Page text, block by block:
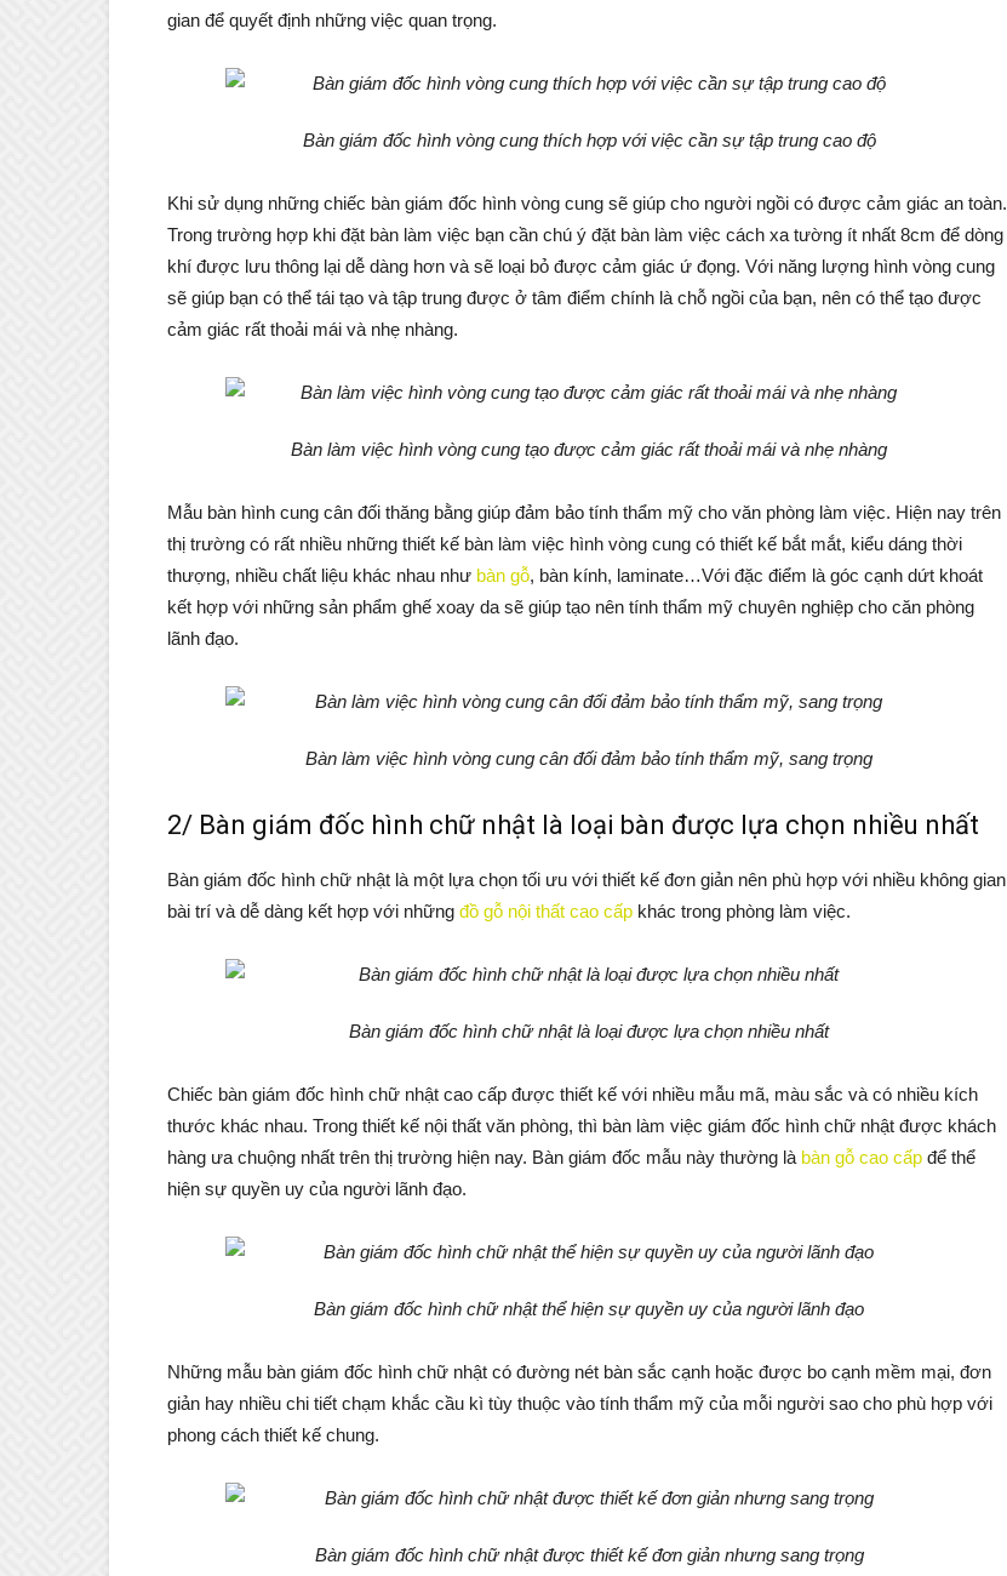
gian để quyết định những việc quan trọng.
Bàn giám đốc hình vòng cung thích hợp với việc cần sự tập trung cao độ
Khi sử dụng những chiếc bàn giám đốc hình vòng cung sẽ giúp cho người ngồi có được cảm giác an toàn.
Trong trường hợp khi đặt bàn làm việc bạn cần chú ý đặt bàn làm việc cách xa tường ít nhất 8cm để dòng
khí được lưu thông lại dễ dàng hơn và sẽ loại bỏ được cảm giác ứ đọng. Với năng lượng hình vòng cung
sẽ giúp bạn có thể tái tạo và tập trung được ở tâm điểm chính là chỗ ngồi của bạn, nên có thể tạo được
cảm giác rất thoải mái và nhẹ nhàng.
Bàn làm việc hình vòng cung tạo được cảm giác rất thoải mái và nhẹ nhàng
Mẫu bàn hình cung cân đối thăng bằng giúp đảm bảo tính thẩm mỹ cho văn phòng làm việc. Hiện nay trên
thị trường có rất nhiều những thiết kế bàn làm việc hình vòng cung có thiết kế bắt mắt, kiểu dáng thời
thượng, nhiều chất liệu khác nhau như bàn gỗ, bàn kính, laminate…Với đặc điểm là góc cạnh dứt khoát
kết hợp với những sản phẩm ghế xoay da sẽ giúp tạo nên tính thẩm mỹ chuyên nghiệp cho căn phòng
lãnh đạo.
Bàn làm việc hình vòng cung cân đối đảm bảo tính thẩm mỹ, sang trọng
2/ Bàn giám đốc hình chữ nhật là loại bàn được lựa chọn nhiều nhất
Bàn giám đốc hình chữ nhật là một lựa chọn tối ưu với thiết kế đơn giản nên phù hợp với nhiều không gian
bài trí và dễ dàng kết hợp với những đồ gỗ nội thất cao cấp khác trong phòng làm việc.
Bàn giám đốc hình chữ nhật là loại được lựa chọn nhiều nhất
Chiếc bàn giám đốc hình chữ nhật cao cấp được thiết kế với nhiều mẫu mã, màu sắc và có nhiều kích
thước khác nhau. Trong thiết kế nội thất văn phòng, thì bàn làm việc giám đốc hình chữ nhật được khách
hàng ưa chuộng nhất trên thị trường hiện nay. Bàn giám đốc mẫu này thường là bàn gỗ cao cấp để thể
hiện sự quyền uy của người lãnh đạo.
Bàn giám đốc hình chữ nhật thể hiện sự quyền uy của người lãnh đạo
Những mẫu bàn giám đốc hình chữ nhật có đường nét bàn sắc cạnh hoặc được bo cạnh mềm mại, đơn
giản hay nhiều chi tiết chạm khắc cầu kì tùy thuộc vào tính thẩm mỹ của mỗi người sao cho phù hợp với
phong cách thiết kế chung.
Bàn giám đốc hình chữ nhật được thiết kế đơn giản nhưng sang trọng